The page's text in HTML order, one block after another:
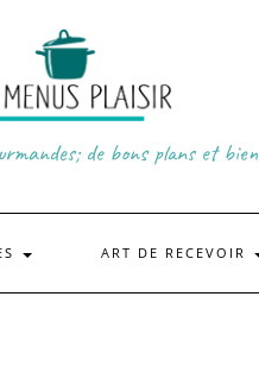
de bons plans et
ART DE RECEVOIR